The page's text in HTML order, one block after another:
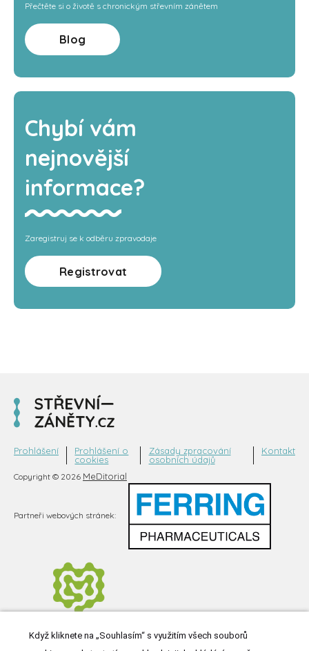
Přečtěte si o životě s chronickým střevním zánětem
Blog
Chybí vám
nejnovější
informace?
Zaregistruj se k odběru zpravodaje
Registrovat
Copyright © 2026 MeDitorial
Prohlášení
Prohlášení o
cookies
Zásady zpracování
osobních údajů
Kontakt
Partneři webových stránek:
Když kliknete na „Souhlasím“ s využitím všech souborů